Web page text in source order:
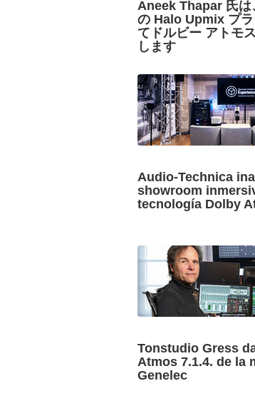
Aneek Thapar 氏
の Halo Upmix プ
てドルビー アトモ
します
Ingeniero de mezcla y
experto en
Thapar ha comenzado a
proyectos con el plug-in
Audio-Technica
showroom
tecnología Dolby
Abre sus puertas el
Experience, un
en España con
desde el que Audio-
potencial ...
Tonstudio Gress
Atmos 7.1.4. de la
Genelec